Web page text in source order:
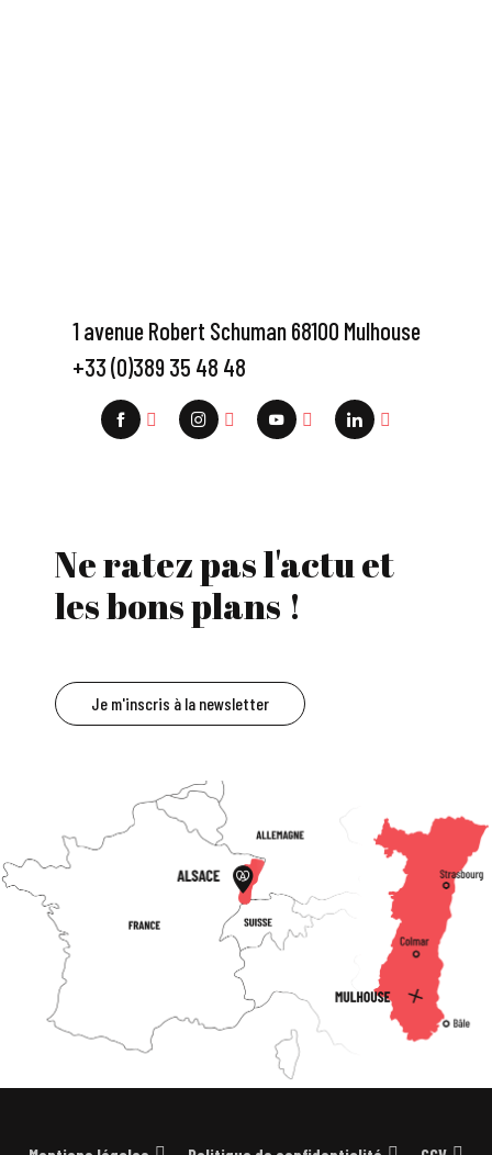
1 avenue Robert Schuman 68100 Mulhouse
+33 (0)389 35 48 48
Ne ratez pas l'actu et
les bons plans !
Je m'inscris à la newsletter